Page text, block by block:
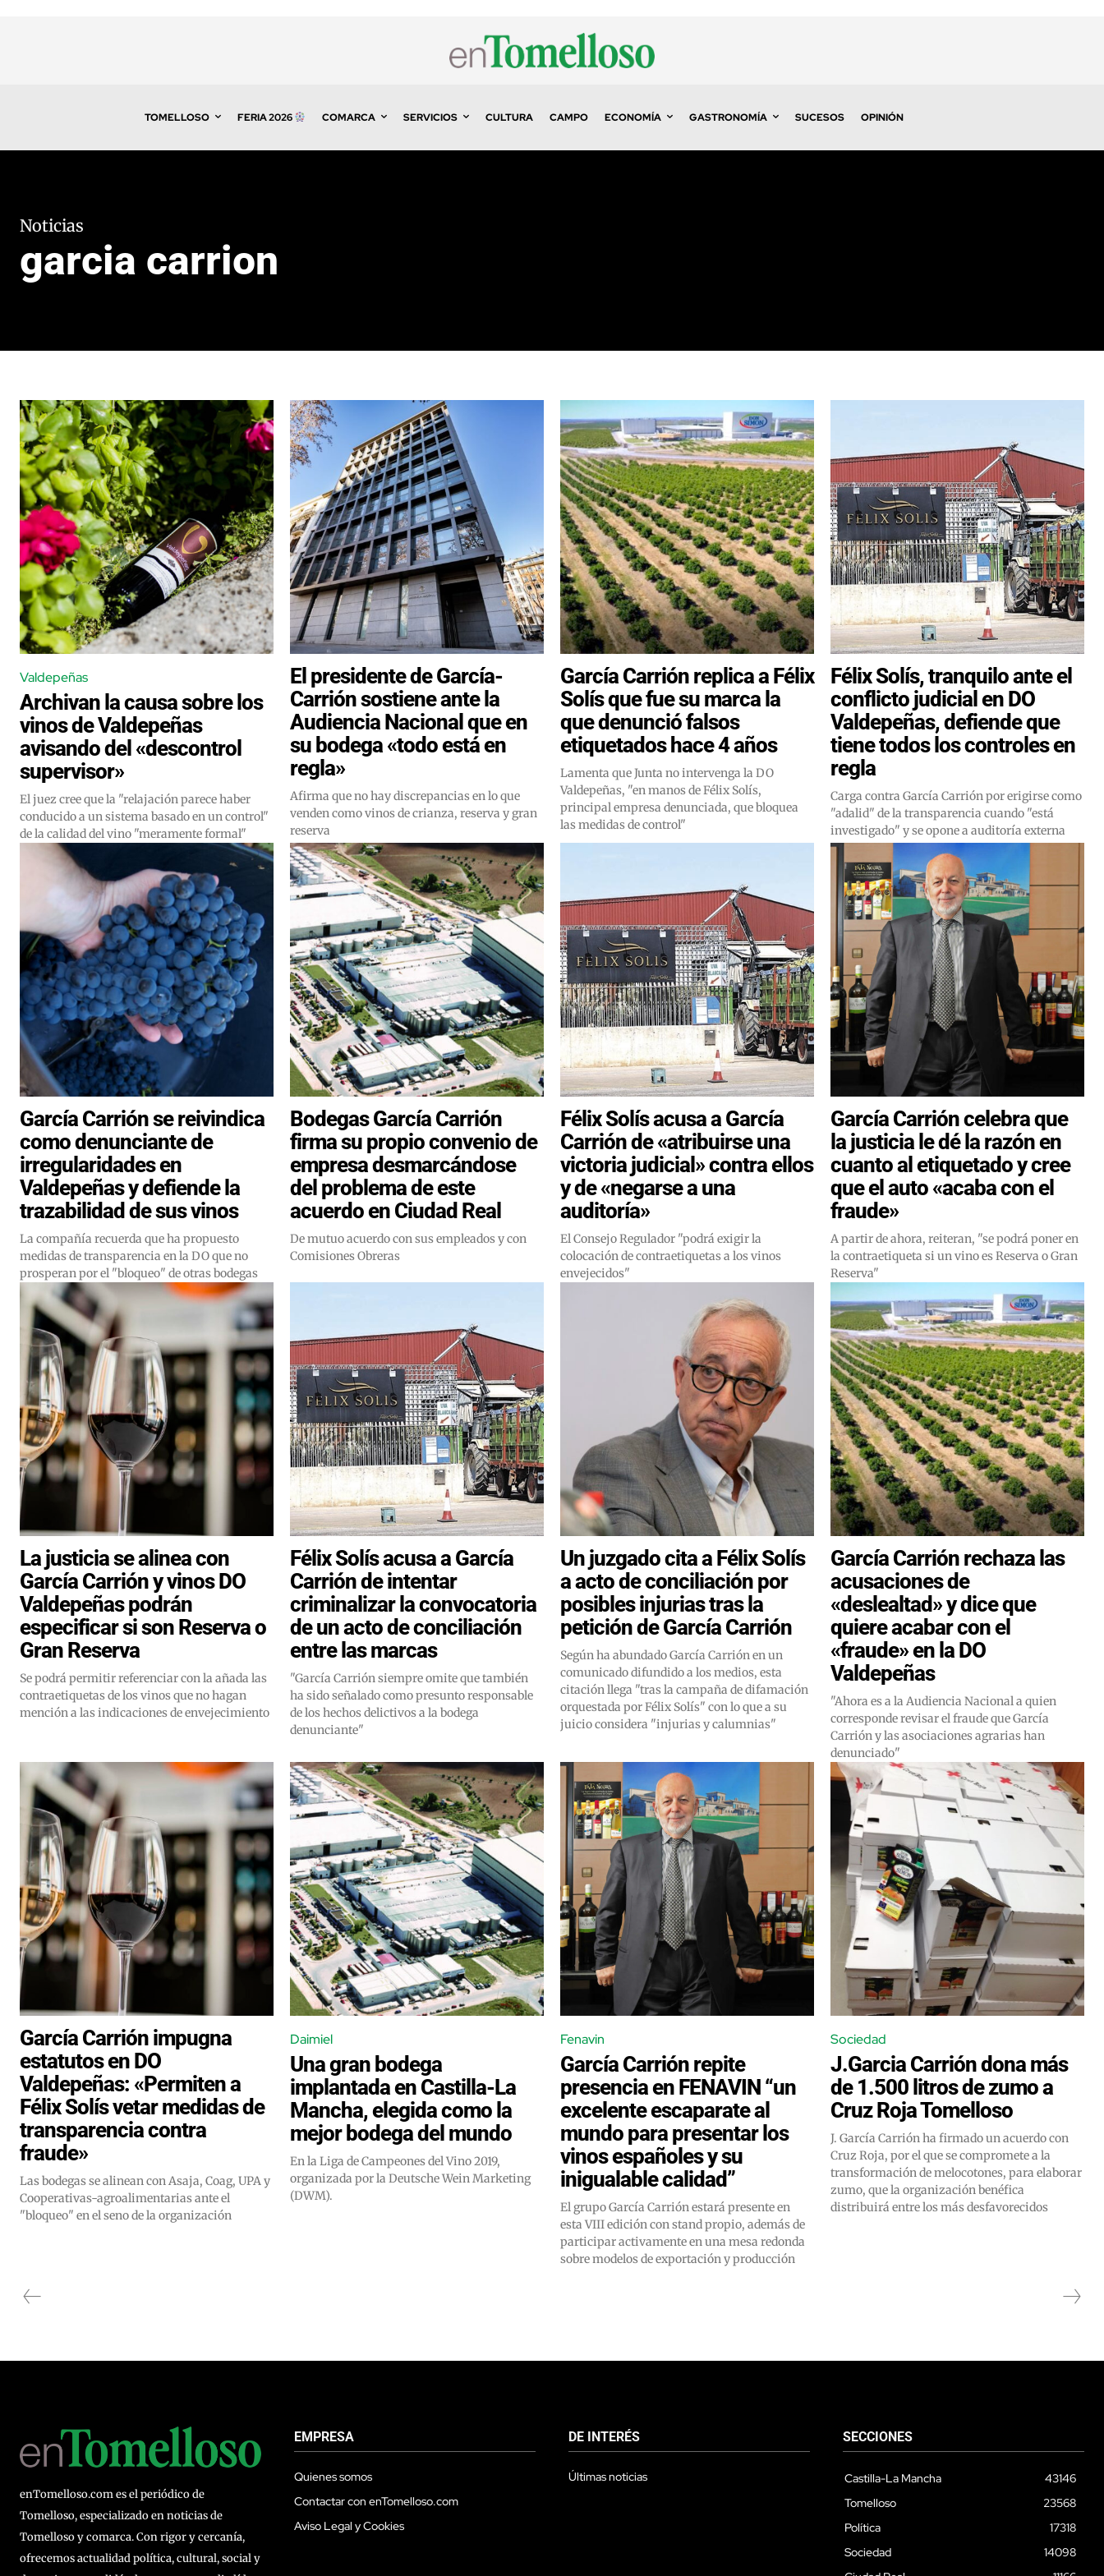
TOMELLOSO FERIA 2026 COMARCA SERVICIOS CULTURA CAMPO ECONOMÍA GASTRONOMÍA SUCESOS OPINIÓN
Noticias
garcia carrion
Valdepeñas
Archivan la causa sobre los
vinos de Valdepeñas
avisando del «descontrol
supervisor»
El juez cree que la "relajación parece haber
conducido a un sistema basado en un control"
de la calidad del vino "meramente formal"
El presidente de García-
Carrión sostiene ante la
Audiencia Nacional que en
su bodega «todo está en
regla»
Afirma que no hay discrepancias en lo que
venden como vinos de crianza, reserva y gran
reserva
García Carrión replica a Félix
Solís que fue su marca la
que denunció falsos
etiquetados hace 4 años
Lamenta que Junta no intervenga la DO
Valdepeñas, "en manos de Félix Solís,
principal empresa denunciada, que bloquea
las medidas de control"
Félix Solís, tranquilo ante el
conflicto judicial en DO
Valdepeñas, defiende que
tiene todos los controles en
regla
Carga contra García Carrión por erigirse como
"adalid" de la transparencia cuando "está
investigado" y se opone a auditoría externa
García Carrión se reivindica
como denunciante de
irregularidades en
Valdepeñas y defiende la
trazabilidad de sus vinos
La compañía recuerda que ha propuesto
medidas de transparencia en la DO que no
prosperan por el "bloqueo" de otras bodegas
Bodegas García Carrión
firma su propio convenio de
empresa desmarcándose
del problema de este
acuerdo en Ciudad Real
De mutuo acuerdo con sus empleados y con
Comisiones Obreras
Félix Solís acusa a García
Carrión de «atribuirse una
victoria judicial» contra ellos
y de «negarse a una
auditoría»
El Consejo Regulador "podrá exigir la
colocación de contraetiquetas a los vinos
envejecidos"
García Carrión celebra que
la justicia le dé la razón en
cuanto al etiquetado y cree
que el auto «acaba con el
fraude»
A partir de ahora, reiteran, "se podrá poner en
la contraetiqueta si un vino es Reserva o Gran
Reserva"
La justicia se alinea con
García Carrión y vinos DO
Valdepeñas podrán
especificar si son Reserva o
Gran Reserva
Se podrá permitir referenciar con la añada las
contraetiquetas de los vinos que no hagan
mención a las indicaciones de envejecimiento
Félix Solís acusa a García
Carrión de intentar
criminalizar la convocatoria
de un acto de conciliación
entre las marcas
"García Carrión siempre omite que también
ha sido señalado como presunto responsable
de los hechos delictivos a la bodega
denunciante"
Un juzgado cita a Félix Solís
a acto de conciliación por
posibles injurias tras la
petición de García Carrión
Según ha abundado García Carrión en un
comunicado difundido a los medios, esta
citación llega "tras la campaña de difamación
orquestada por Félix Solís" con lo que a su
juicio considera "injurias y calumnias"
García Carrión rechaza las
acusaciones de
«deslealtad» y dice que
quiere acabar con el
«fraude» en la DO
Valdepeñas
"Ahora es a la Audiencia Nacional a quien
corresponde revisar el fraude que García
Carrión y las asociaciones agrarias han
denunciado"
García Carrión impugna
estatutos en DO
Valdepeñas: «Permiten a
Félix Solís vetar medidas de
transparencia contra
fraude»
Las bodegas se alinean con Asaja, Coag, UPA y
Cooperativas-agroalimentarias ante el
"bloqueo" en el seno de la organización
Daimiel
Una gran bodega
implantada en Castilla-La
Mancha, elegida como la
mejor bodega del mundo
En la Liga de Campeones del Vino 2019,
organizada por la Deutsche Wein Marketing
(DWM).
Fenavin
García Carrión repite
presencia en FENAVIN “un
excelente escaparate al
mundo para presentar los
vinos españoles y su
inigualable calidad”
El grupo García Carrión estará presente en
esta VIII edición con stand propio, además de
participar activamente en una mesa redonda
sobre modelos de exportación y producción
Sociedad
J.Garcia Carrión dona más
de 1.500 litros de zumo a
Cruz Roja Tomelloso
J. García Carrión ha firmado un acuerdo con
Cruz Roja, por el que se compromete a la
transformación de melocotones, para elaborar
zumo, que la organización benéfica
distribuirá entre los más desfavorecidos
enTomelloso.com es el periódico de
Tomelloso, especializado en noticias de
Tomelloso y comarca. Con rigor y cercanía,
ofrecemos actualidad política, cultural, social y
EMPRESA
Quienes somos
Contactar con enTomelloso.com
Aviso Legal y Cookies
DE INTERÉS
Últimas noticias
SECCIONES
Castilla-La Mancha
43146
Tomelloso
23568
Política
17318
Sociedad
14098